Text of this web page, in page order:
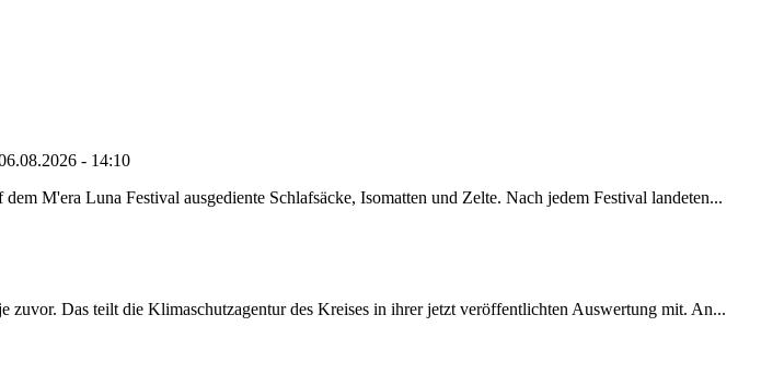
- 14:10
M'era Luna Festival ausgediente Schlafsäcke, Isomatten und Zelte. Nach jedem Festival landeten...
zuvor. Das teilt die Klimaschutzagentur des Kreises in ihrer jetzt veröffentlichten Auswertung mit. An...